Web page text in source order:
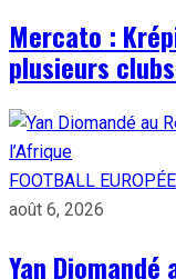
Mercato :
plusieurs
FOOTBALL
août 6, 2026
Yan Diomandé